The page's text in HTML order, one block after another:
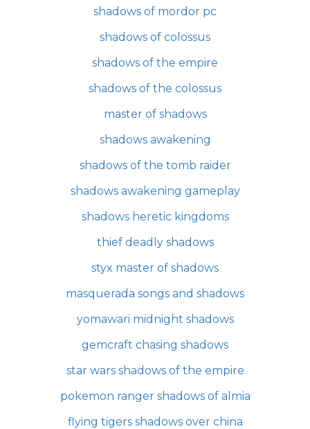
shadows of mordor pc
shadows of colossus
shadows of the empire
shadows of the colossus
master of shadows
shadows awakening
shadows of the tomb raider
shadows awakening gameplay
shadows heretic kingdoms
thief deadly shadows
styx master of shadows
masquerada songs and shadows
yomawari midnight shadows
gemcraft chasing shadows
star wars shadows of the empire
pokemon ranger shadows of almia
flying tigers shadows over china